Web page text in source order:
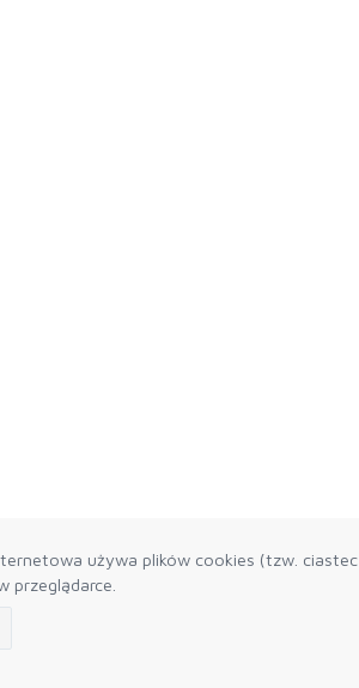
używa plików cookies (tzw.
przeglądarce.